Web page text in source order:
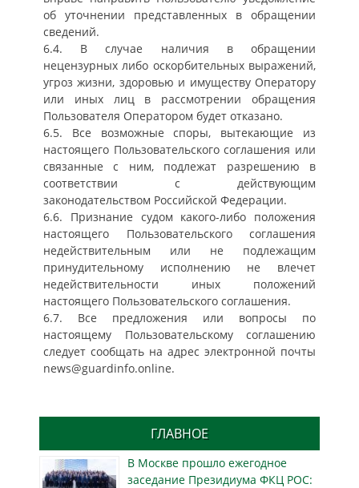
об уточнении представленных в обращении
сведений.
6.4. В случае наличия в обращении
нецензурных либо оскорбительных выражений,
угроз жизни, здоровью и имуществу Оператору
или иных лиц в рассмотрении обращения
Пользователя Оператором будет отказано.
6.5. Все возможные споры, вытекающие из
настоящего Пользовательского соглашения или
связанные с ним, подлежат разрешению в
соответствии с действующим
законодательством Российской Федерации.
6.6. Признание судом какого-либо положения
настоящего Пользовательского соглашения
недействительным или не подлежащим
принудительному исполнению не влечет
недействительности иных положений
настоящего Пользовательского соглашения.
6.7. Все предложения или вопросы по
настоящему Пользовательскому соглашению
следует сообщать на адрес электронной почты
news@guardinfo.online.
ГЛАВНОЕ
В Москве прошло ежегодное
заседание Президиума ФКЦ РОС: